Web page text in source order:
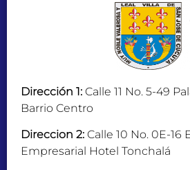
Dirección 1: Calle 11 No. 5-49
Barrio Centro
Direccion 2: Calle 10 No. 0E-16
Empresarial Hotel Tonchalá